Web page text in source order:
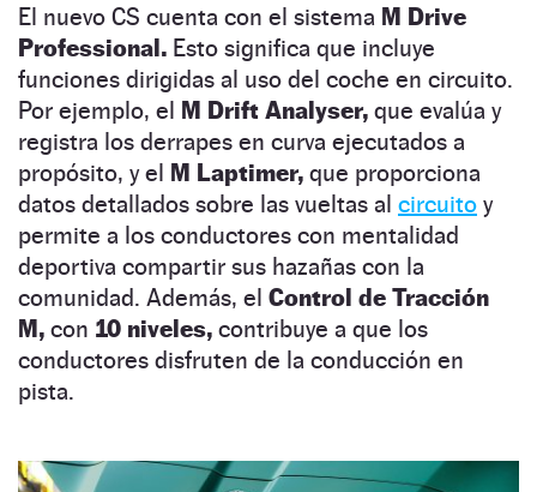
El nuevo CS cuenta con el sistema M Drive
Professional. Esto significa que incluye
funciones dirigidas al uso del coche en circuito.
Por ejemplo, el M Drift Analyser, que evalúa y
registra los derrapes en curva ejecutados a
propósito, y el M Laptimer, que proporciona
datos detallados sobre las vueltas al circuito y
permite a los conductores con mentalidad
deportiva compartir sus hazañas con la
comunidad. Además, el Control de Tracción
M, con 10 niveles, contribuye a que los
conductores disfruten de la conducción en
pista.